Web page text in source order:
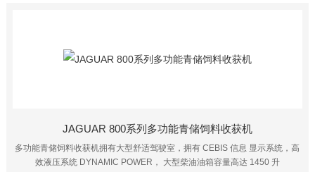
JAGUAR 800系列多功能青储饲料收获机
多功能青储饲料收获机拥有大型舒适驾驶室，拥有 CEBIS 信息 显示系统，高
效液压系统 DYNAMIC POWER， 大型柴油油箱容量高达 1450 升